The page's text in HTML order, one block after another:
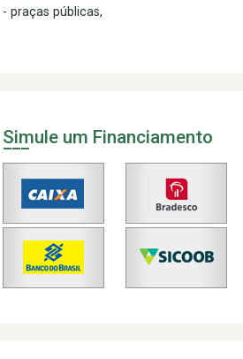
- praças públicas,
Simule um Financiamento